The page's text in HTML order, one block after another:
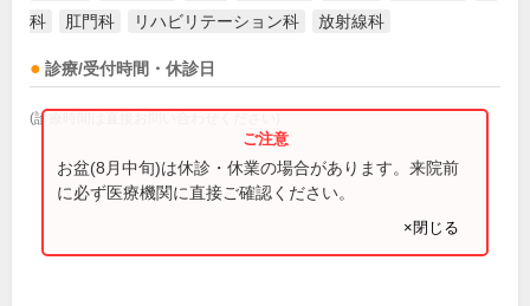
科
肛門科 リハビリテーション科 放射線科
診療/受付時間・休診日
(診療時間は直接お問い合わせください)
お盆(8月中旬)は休診・休業の場合があります。来院前
に必ず医療機関に直接ご確認ください。
×閉じる